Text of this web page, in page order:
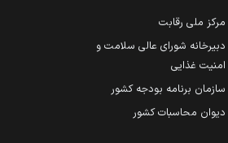
مرکز ملی رقابت
دبیرخانه شورای عالی سلامت و
امنیت غذایی
سازمان برنامه بودجه کشور
دیوان محاسبات کشور